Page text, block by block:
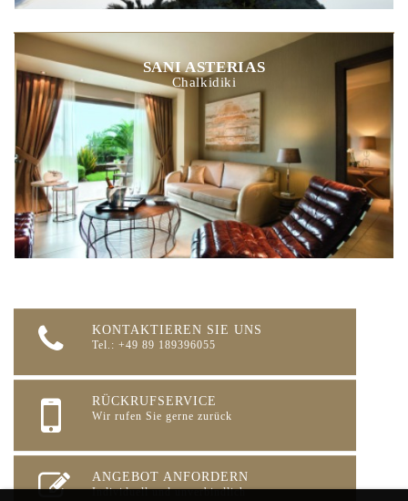
SANI ASTERIAS
Chalkidiki
KONTAKTIEREN SIE UNS
Tel.: +49 89 189396055
RÜCKRUFSERVICE
Wir rufen Sie gerne zurück
ANGEBOT ANFORDERN
Individuell und unverbindlich